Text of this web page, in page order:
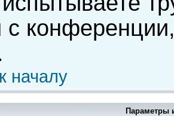
началу
Параметры